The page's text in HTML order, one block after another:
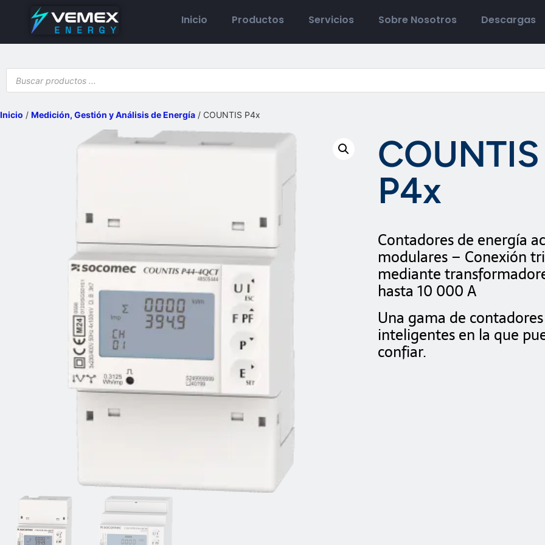
Inicio Productos Servicios Sobre Nosotros Descargas
Inicio / Medición, Gestión y Análisis de Energía / COUNTIS P4x
COUNTIS
P4x
Contadores de energía
modulares – Conexión
mediante
hasta 10 000 A
Una gama de contadores
inteligentes en la que
confiar.